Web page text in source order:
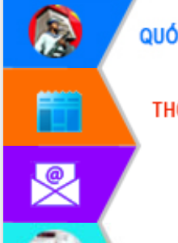
Đắk Lắk: Tôn vinh 46 giải pháp tại Hội
thi Sáng tạo Kỹ thuật 2024 - 2025
Đắk Lắk rà soát, điều chỉnh Đề án 190
về phát triển nuôi trồng thủy sản
Phó Chủ tịch UBND tỉnh Đắk Lắk
Trương Công Thái kiểm tra thực địa
Dự án cao tốc Khánh Hòa - Buôn Ma
Thuột
Định vị cà phê Việt Nam như một “di
sản sống” trong dòng chảy toàn cầu
Xây dựng nông thôn mới: Nâng cao đời
sống người dân từ những mô hình thiết
thực